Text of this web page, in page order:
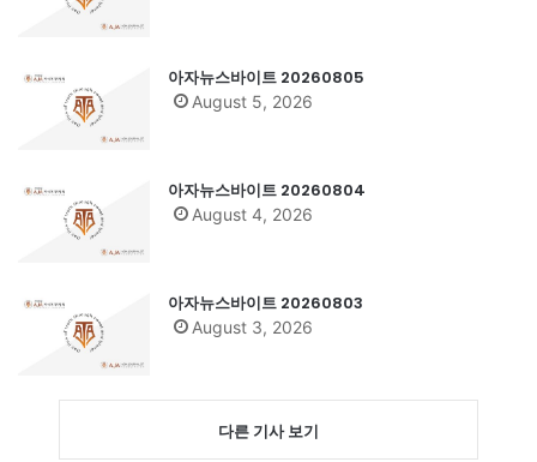
아자뉴스바이트 20260805
August 5, 2026
아자뉴스바이트 20260804
August 4, 2026
아자뉴스바이트 20260803
August 3, 2026
다른 기사 보기